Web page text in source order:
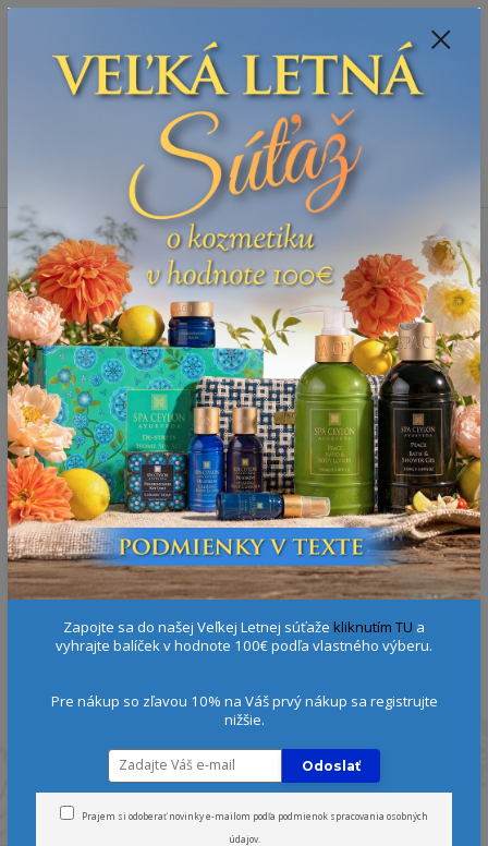
EUR
+421 905 378 103 (Po-Ne, 9-21 hod.)
Úvod Dezodoranty
Osviežujúci prírodný dezodorant -
mandarínka, citrón, pomaranč - MANDARIN SPICE
Osviežujúci prírodný
dezodorant - mandarínka,
citrón, pomaranč -
MANDARIN SPICE
Novinka
Zapojte sa do našej Veľkej Letnej súťaže kliknutím TU a
vyhrajte balíček v hodnote 100€ podľa vlastného výberu.
Pre nákup so zľavou 10% na Váš prvý nákup sa registrujte
nižšie.
Odoslať
Prajem si odoberať novinky e-mailom podľa podmienok spracovania osobných
údajov.